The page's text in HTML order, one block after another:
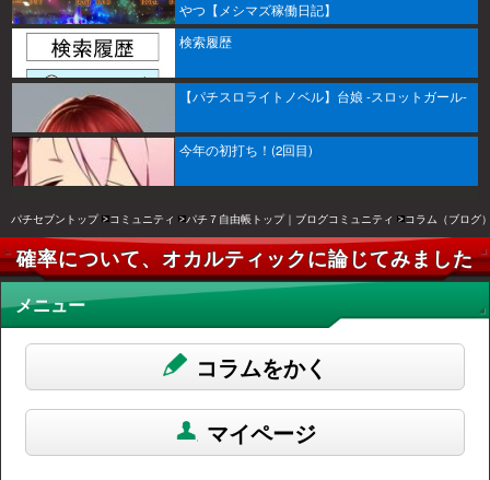
やつ【メシマズ稼働日記】
検索履歴
【パチスロライトノベル】台娘 -スロットガール-
今年の初打ち！(2回目)
パチセブントップ コミュニティ パチ７自由帳トップ｜ブログコミュニティ コラム（ブログ
確率について、オカルティックに論じてみました
メニュー
コラムをかく
マイページ